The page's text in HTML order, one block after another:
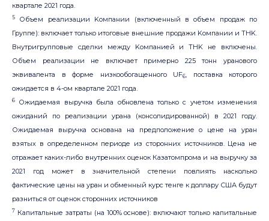
квартале 2021 года.
5
Объем реализации Kомпании (включенный в объем продаж по
Группе): включает только итоговые внешние продажи Kомпании и THK.
Внутригрупповые сделки между Kомпанией и THK не включены.
Объем реализации не включает примерно 225 тонн уранового
эквивалента в форме низкообогащенного UF6
, поставка которого
ожидается в 4-ом квартале 2021 года.
6
Ожидаемая выручка была обновлена только с учетом изменения
ожиданий по реализации урана (консолидированной) в 2021 году.
Ожидаемая выручка основана на предположение о цене на уран
взятых в определенном периоде из сторонних источников. Цена не
отражает каких-либо внутренних оценок Казатомпрома и на выручку за
2021 год может в значительной степени повлиять насколько
фактические цены на уран и обменный курс тенге к доллару США будут
разниться от оценок сторонних источников
7 Капитальные затраты (на 100% основе): включают только капитальные